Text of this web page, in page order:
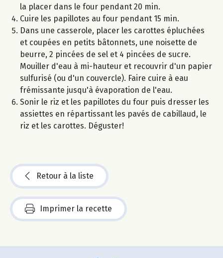
la placer dans le four pendant 20 min.
Cuire les papillotes au four pendant 15 min.
Dans une casserole, placer les carottes épluchées
et coupées en petits bâtonnets, une noisette de
beurre, 2 pincées de sel et 4 pincées de sucre.
Mouiller d'eau à mi-hauteur et recouvrir d'un papier
sulfurisé (ou d'un couvercle). Faire cuire à eau
frémissante jusqu'à évaporation de l'eau.
Sonir le riz et les papillotes du four puis dresser les
assiettes en répartissant les pavés de cabillaud, le
riz et les carottes. Déguster!
Retour à la liste
Imprimer la recette